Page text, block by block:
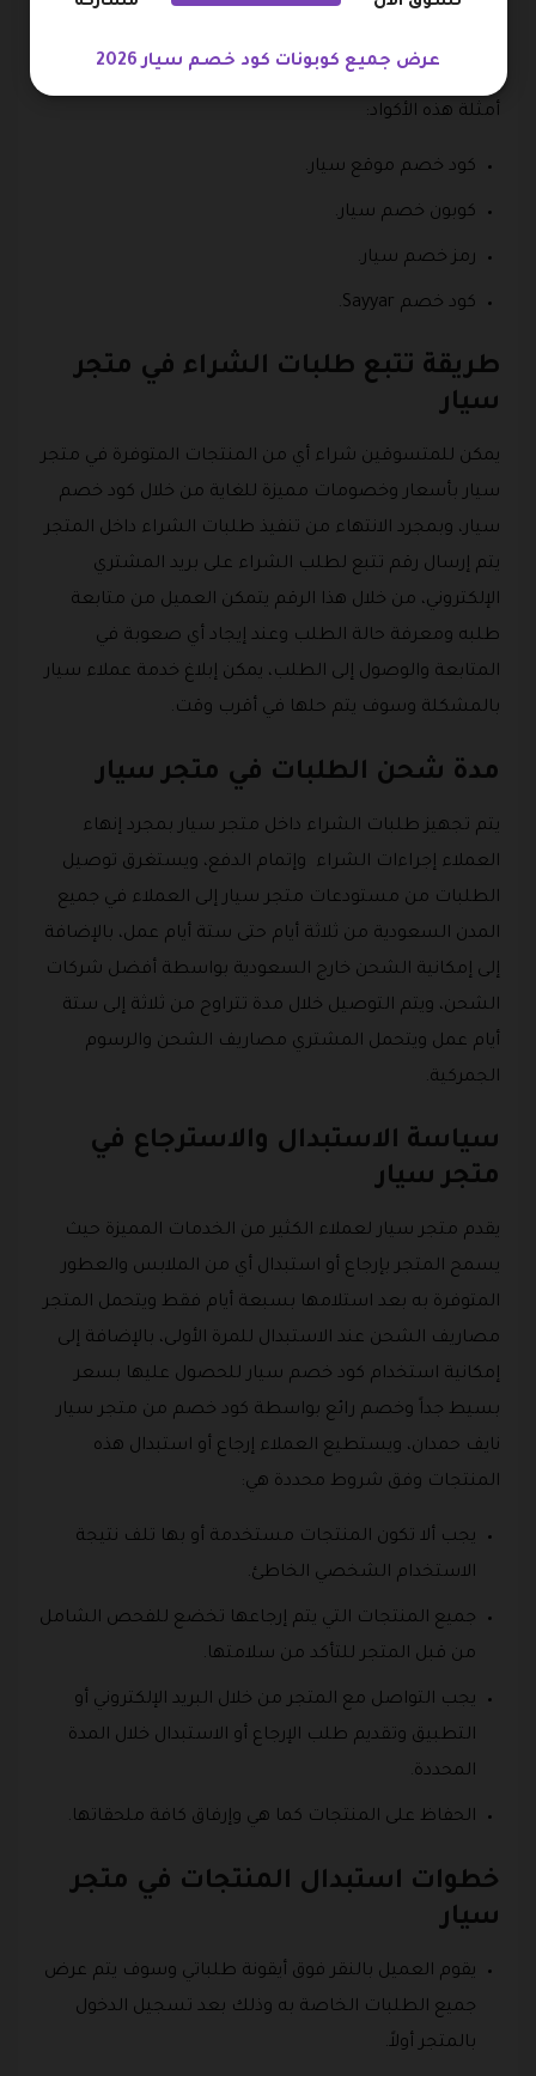
المصنوعة من أجود أنواع الأقمشة يأسعار خيالية بالإضافة
استخدام أحد هذه الأكواد في تكملة إجراءات الدفع، ومن
أمثلة هذه الأكواد:
كود خصم موقع سيار.
كوبون خصم سيار.
رمز خصم سيار.
كود خصم Sayyar.
طريقة تتبع طلبات الشراء في متجر
سيار
يمكن للمتسوقين شراء أي من المنتجات المتوفرة في متجر
سيار بأسعار وخصومات مميزة للغاية من خلال كود خصم
سيار، وبمجرد الانتهاء من تنفيذ طلبات الشراء داخل المتجر
يتم إرسال رقم تتبع لطلب الشراء على بريد المشتري
الإلكتروني، من خلال هذا الرقم يتمكن العميل من متابعة
طلبه ومعرفة حالة الطلب وعند إيجاد أي صعوبة في
المتابعة والوصول إلى الطلب، يمكن إبلاغ خدمة عملاء سيار
بالمشكلة وسوف يتم حلها في أقرب وقت.
مدة شحن الطلبات في متجر سيار
يتم تجهيز طلبات الشراء داخل متجر سيار بمجرد إنهاء
العملاء إجراءات الشراء وإتمام الدفع، ويستغرق توصيل
الطلبات من مستودعات متجر سيار إلى العملاء في جميع
المدن السعودية من ثلاثة أيام حتى ستة أيام عمل، بالإضافة
إلى إمكانية الشحن خارج السعودية بواسطة أفضل شركات
الشحن، ويتم التوصيل خلال مدة تتراوح من ثلاثة إلى ستة
أيام عمل ويتحمل المشتري مصاريف الشحن والرسوم
الجمركية.
سياسة الاستبدال والاسترجاع في
متجر سيار
يقدم متجر سيار لعملاء الكثير من الخدمات المميزة حيث
يسمح المتجر بإرجاع أو استبدال أي من الملابس والعطور
المتوفرة به بعد استلامها بسبعة أيام فقط ويتحمل المتجر
مصاريف الشحن عند الاستبدال للمرة الأولى، بالإضافة إلى
إمكانية استخدام كود خصم سيار للحصول عليها بسعر
بسيط جداً وخصم رائع بواسطة كود خصم من متجر سيار
نايف حمدان، ويستطيع العملاء إرجاع أو استبدال هذه
المنتجات وفق شروط محددة هي:
يجب ألا تكون المنتجات مستخدمة أو بها تلف نتيجة
الاستخدام الشخصي الخاطئ.
جميع المنتجات التي يتم إرجاعها تخضع للفحص الشامل
من قبل المتجر للتأكد من سلامتها.
يجب التواصل مع المتجر من خلال البريد الإلكتروني أو
التطبيق وتقديم طلب الإرجاع أو الاستبدال خلال المدة
المحددة.
الحفاظ على المنتجات كما هي وإرفاق كافة ملحقاتها.
خطوات استبدال المنتجات في متجر
سيار
يقوم العميل بالنقر فوق أيقونة طلباتي وسوف يتم عرض
جميع الطلبات الخاصة به وذلك بعد تسجيل الدخول
بالمتجر أولاً.
عرض جميع كوبونات كود خصم سيار 2026